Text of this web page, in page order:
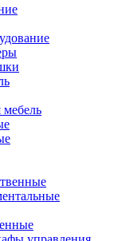
мебель